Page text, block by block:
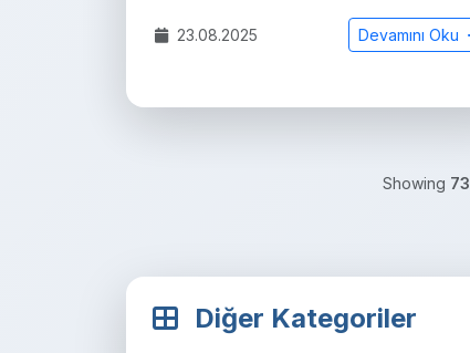
23.08.2025 Devamını Oku
Showing 73
Diğer Kategoriler